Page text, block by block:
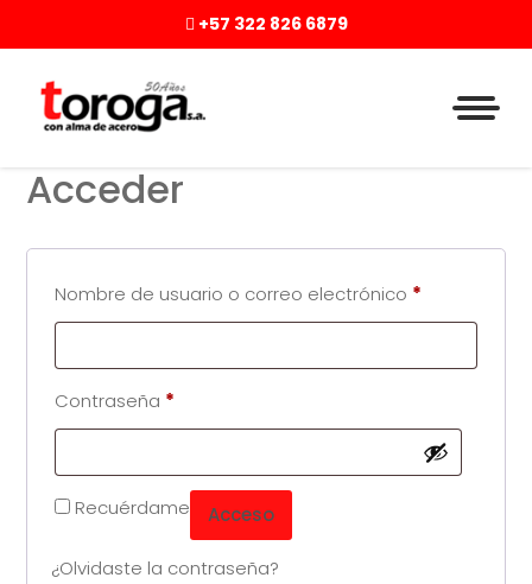
+57 322 826 6879
Acceder
Nombre de usuario o correo electrónico *
Contraseña *
Recuérdame Acceso
¿Olvidaste la contraseña?